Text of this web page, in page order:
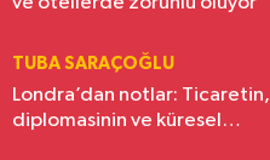
TUBA SARAÇOĞLU
Londra’dan notlar: Ticaretin,
diplomasinin ve küresel